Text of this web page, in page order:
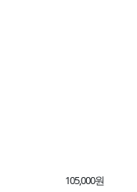
105,000원